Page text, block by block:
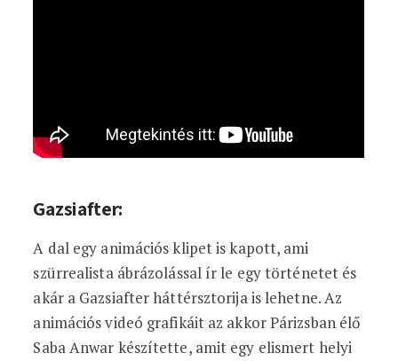
Gazsiafter:
A dal egy animációs klipet is kapott, ami
szürrealista ábrázolással ír le egy történetet és
akár a Gazsiafter háttérsztorija is lehetne. Az
animációs videó grafikáit az akkor Párizsban élő
Saba Anwar készítette, amit egy elismert helyi